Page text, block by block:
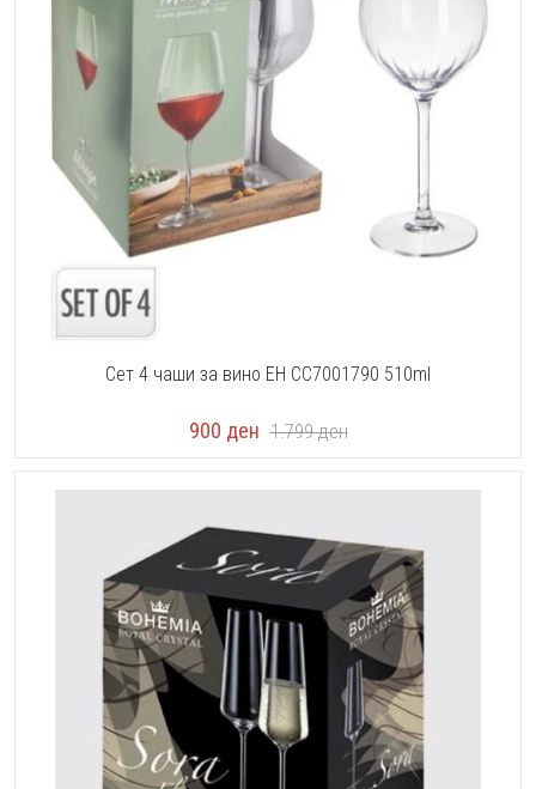
Сет 4 чаши за вино EH CC7001790 510ml
900 ден 1.799ден